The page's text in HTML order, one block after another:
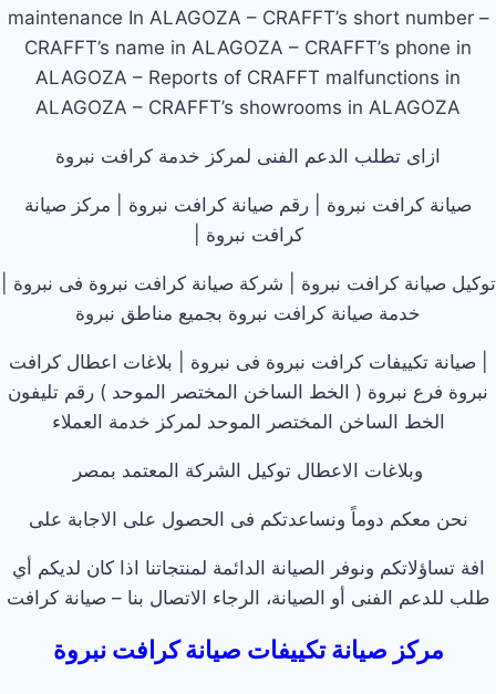
maintenance In ALAGOZA – CRAFFT’s short number –
CRAFFT’s name in ALAGOZA – CRAFFT’s phone in
ALAGOZA – Reports of CRAFFT malfunctions in
ALAGOZA – CRAFFT’s showrooms in ALAGOZA
ازاى تطلب الدعم الفنى لمركز خدمة كرافت نبروة
صيانة كرافت نبروة | رقم صيانة كرافت نبروة | مركز صيانة
كرافت نبروة |
توكيل صيانة كرافت نبروة | شركة صيانة كرافت نبروة فى نبروة |
خدمة صيانة كرافت نبروة بجميع مناطق نبروة
| صيانة تكييفات كرافت نبروة فى نبروة | بلاغات اعطال كرافت
نبروة فرع نبروة ( الخط الساخن المختصر الموحد ) رقم تليفون
الخط الساخن المختصر الموحد لمركز خدمة العملاء
وبلاغات الاعطال توكيل الشركة المعتمد بمصر
نحن معكم دوماً ونساعدتكم فى الحصول على الاجابة على
افة تساؤلاتكم ونوفر الصيانة الدائمة لمنتجاتنا اذا كان لديكم أي
طلب للدعم الفنى أو الصيانة، الرجاء الاتصال بنا – صيانة كرافت
مركز صيانة تكييفات صيانة كرافت نبروة